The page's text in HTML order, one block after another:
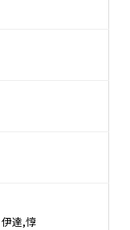
達,惇